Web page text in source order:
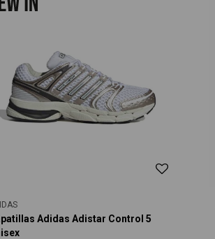
Adidas Adistar Control 5